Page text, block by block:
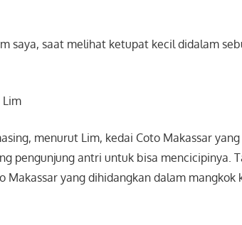
saya, saat melihat ketupat kecil didalam
Lim
menurut Lim, kedai Coto Makassar
pengunjung antri untuk bisa mencicipinya.
Makassar yang dihidangkan dalam mangkok